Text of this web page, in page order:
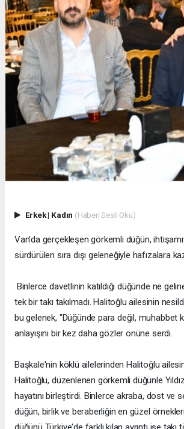
Erkek| Kadın (Haberi Sesli Oku)
Van'da gerçekleşen görkemli düğün,
sürdürülen sıra dışı geleneğiyle hafızalara
Binlerce davetlinin katıldığı düğünde ne
tek bir takı takılmadı. Halitoğlu ailesinin
bu gelenek, "Düğünde para değil, muhabbet
anlayışını bir kez daha gözler önüne serdi.
Başkale'nin köklü ailelerinden Halitoğlu
Halitoğlu, düzenlenen görkemli düğünle
hayatını birleştirdi. Binlerce akraba, dost ve
düğün, birlik ve beraberliğin en güzel